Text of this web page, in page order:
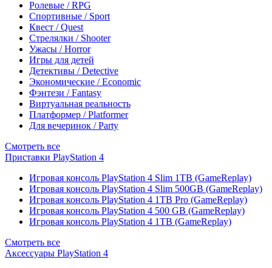
Ролевые / RPG
Спортивные / Sport
Квест / Quest
Стрелялки / Shooter
Ужасы / Horror
Игры для детей
Детективы / Detective
Экономические / Economic
Фэнтези / Fantasy
Виртуальная реальность
Платформер / Platformer
Для вечеринок / Party
Смотреть все
Приставки PlayStation 4
Игровая консоль PlayStation 4 Slim 1TB (GameReplay)
Игровая консоль PlayStation 4 Slim 500GB (GameReplay)
Игровая консоль PlayStation 4 1TB Pro (GameReplay)
Игровая консоль PlayStation 4 500 GB (GameReplay)
Игровая консоль PlayStation 4 1TB (GameReplay)
Смотреть все
Аксессуары PlayStation 4